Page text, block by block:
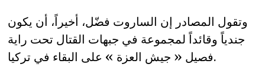
وتقول المصادر إن الساروت فضّل، أخيراً، أن يكون
جندياً وقائداً لمجموعة في جبهات القتال تحت راية
فصيل « جيش العزة » على البقاء في تركيا.